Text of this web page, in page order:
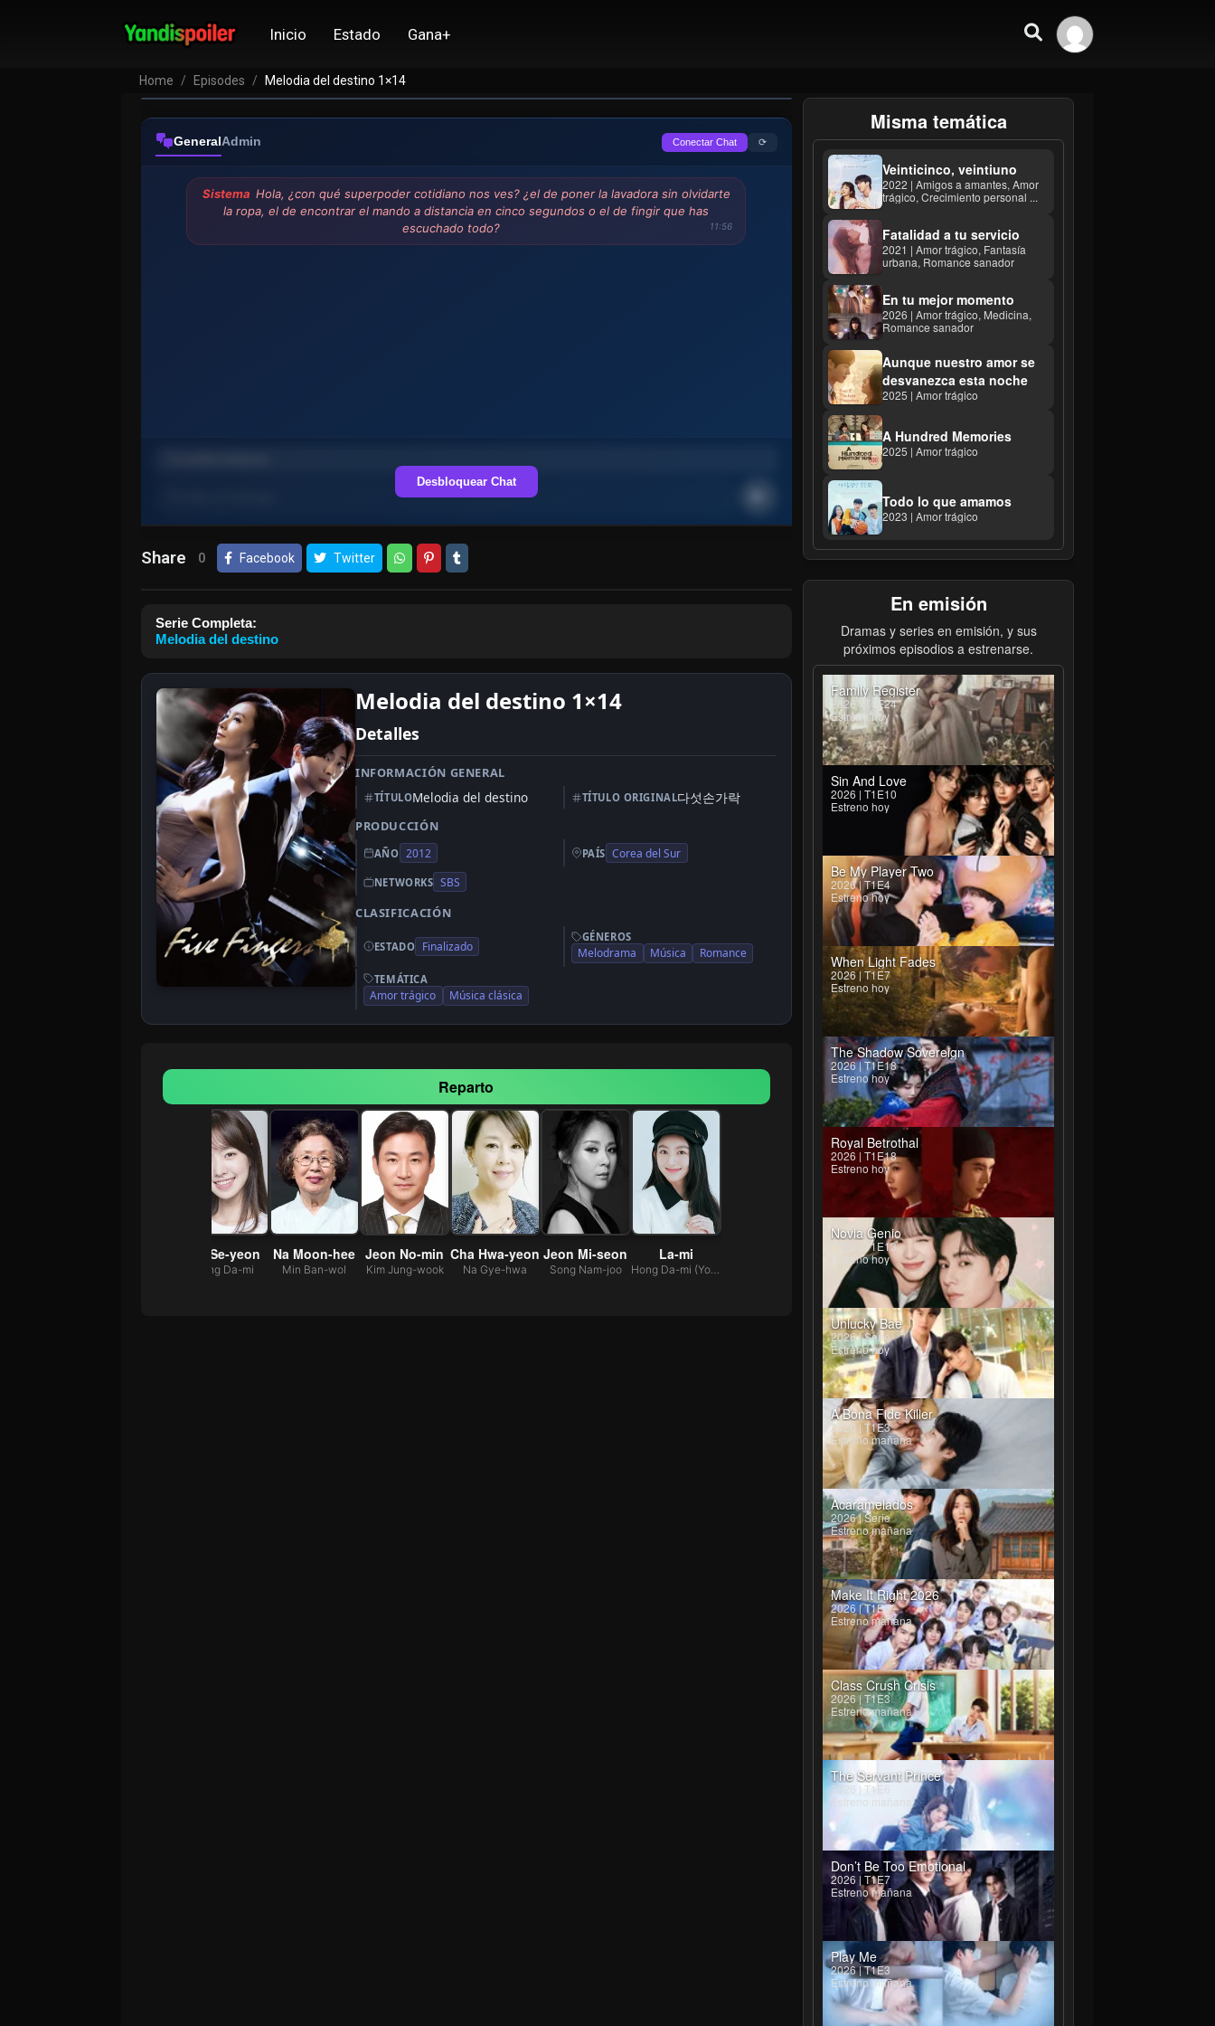
Inicio Estado Gana+
Home Episodes Melodia del destino 1×14
GeneralAdmin Conectar Chat ⟳
Sistema Hola, ¿con qué superpoder cotidiano nos ves? ¿el de poner la lavadora sin olvidarte
la ropa, el de encontrar el mando a distancia en cinco segundos o el de fingir que has
escuchado todo?
11:56
Desbloquear Chat
Share 0 Facebook Twitter
Serie Completa:
Melodia del destino
Melodia del destino 1×14
Detalles
INFORMACIÓN GENERAL
TÍTULOMelodia del destino TÍTULO ORIGINAL다섯손가락
PRODUCCIÓN
AÑO 2012 PAÍS Corea del Sur
NETWORKS SBS
CLASIFICACIÓN
ESTADO Finalizado
GÉNEROS
Melodrama Música Romance
TEMÁTICA
Amor trágico Música clásica
Reparto
Jin Se-yeon
Hong Da-mi
Na Moon-hee
Min Ban-wol
Jeon No-min
Kim Jung-wook
Cha Hwa-yeon
Na Gye-hwa
Jeon Mi-seon
Song Nam-joo
La-mi
Hong Da-mi (Young)
Misma temática
Veinticinco, veintiuno
2022 | Amigos a amantes, Amor
trágico, Crecimiento personal ...
Fatalidad a tu servicio
2021 | Amor trágico, Fantasía
urbana, Romance sanador
En tu mejor momento
2026 | Amor trágico, Medicina,
Romance sanador
Aunque nuestro amor se
desvanezca esta noche
2025 | Amor trágico
A Hundred Memories
2025 | Amor trágico
Todo lo que amamos
2023 | Amor trágico
En emisión
Dramas y series en emisión, y sus
próximos episodios a estrenarse.
Family Register
2026 | T1E24
Estreno hoy
Sin And Love
2026 | T1E10
Estreno hoy
Be My Player Two
2026 | T1E4
Estreno hoy
When Light Fades
2026 | T1E7
Estreno hoy
The Shadow Sovereign
2026 | T1E18
Estreno hoy
Royal Betrothal
2026 | T1E18
Estreno hoy
Novia Genio
2026 | T1E13
Estreno hoy
Unlucky Bae
2026 | Serie
Estreno hoy
A Bona Fide Killer
2026 | T1E3
Estreno mañana
Acaramelados
2026 | Serie
Estreno mañana
Make It Right 2026
2026 | T1E4
Estreno mañana
Class Crush Crisis
2026 | T1E3
Estreno mañana
The Servant Prince
2026 | T1E6
Estreno mañana
Don’t Be Too Emotional
2026 | T1E7
Estreno mañana
Play Me
2026 | T1E3
Estreno mañana